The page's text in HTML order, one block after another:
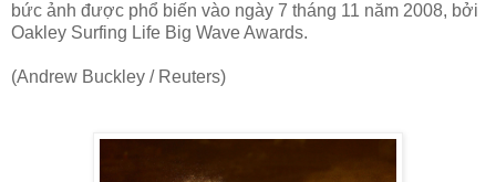
bức ảnh được phổ biến vào ngày 7 tháng 11 năm 2008, bởi
Oakley Surfing Life Big Wave Awards.
(Andrew Buckley / Reuters)